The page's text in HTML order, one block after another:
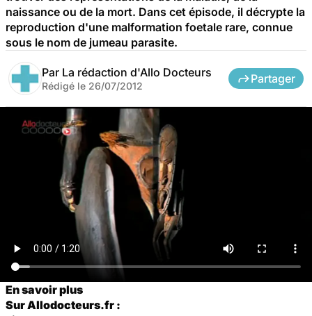
naissance ou de la mort. Dans cet épisode, il décrypte la
reproduction d'une malformation foetale rare, connue
sous le nom de jumeau parasite.
Par La rédaction d'Allo Docteurs
Rédigé le 26/07/2012
Partager
En savoir plus
Sur Allodocteurs.fr :